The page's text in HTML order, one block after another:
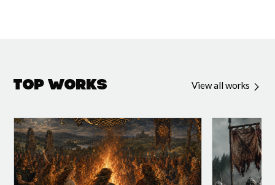
Top Works View all works